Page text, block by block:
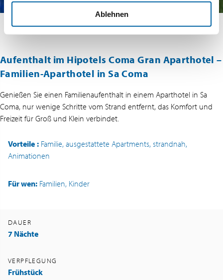
Ablehnen
Aufenthalt im Hipotels Coma Gran Aparthotel –
Familien-Aparthotel in Sa Coma
Genießen Sie einen Familienaufenthalt in einem Aparthotel in Sa
Coma, nur wenige Schritte vom Strand entfernt, das Komfort und
Freizeit für Groß und Klein verbindet.
Vorteile : Familie, ausgestattete Apartments, strandnah,
Animationen
Für wen: Familien, Kinder
DAUER
7 Nächte
VERPFLEGUNG
Frühstück